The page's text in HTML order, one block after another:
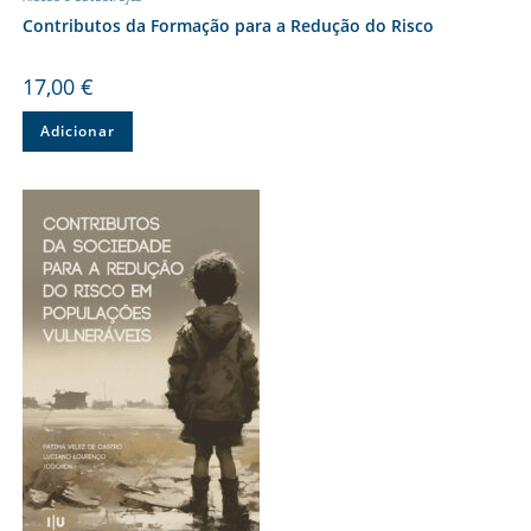
Contributos da Formação para a Redução do Risco
17,00 €
Adicionar